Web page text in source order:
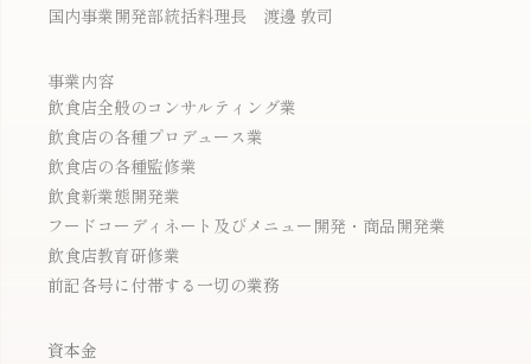
国内事業開発部統括料理長 渡邊 敦司
事業内容
飲食店全般のコンサルティング業
飲食店の各種プロデュース業
飲食店の各種監修業
飲食新業態開発業
フードコーディネート及びメニュー開発・商品開発業
飲食店教育研修業
前記各号に付帯する一切の業務
資本金